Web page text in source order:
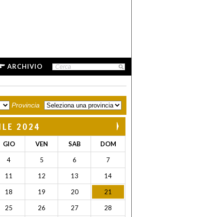
ARCHIVIO
Provincia
2024
GIO VEN SAB DOM
4 5 6 7
11 12 13 14
18 19 20 21
25 26 27 28